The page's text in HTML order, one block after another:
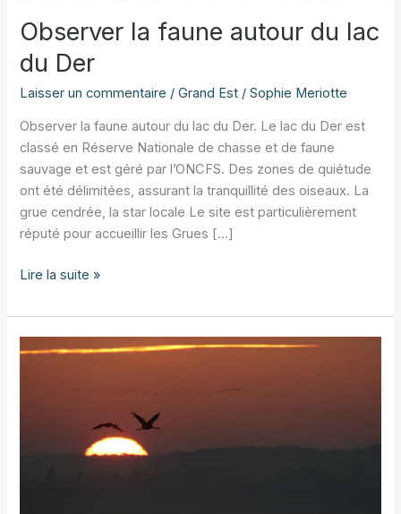
Observer la faune autour du lac
du Der
Laisser un commentaire /Grand Est /Sophie Meriotte
Observer la faune autour du lac du Der. Le lac du Der est
classé en Réserve Nationale de chasse et de faune
sauvage et est géré par l’ONCFS. Des zones de quiétude
ont été délimitées, assurant la tranquillité des oiseaux. La
grue cendrée, la star locale Le site est particulièrement
réputé pour accueillir les Grues […]
Observer
faune
autour
du
Lire la suite »